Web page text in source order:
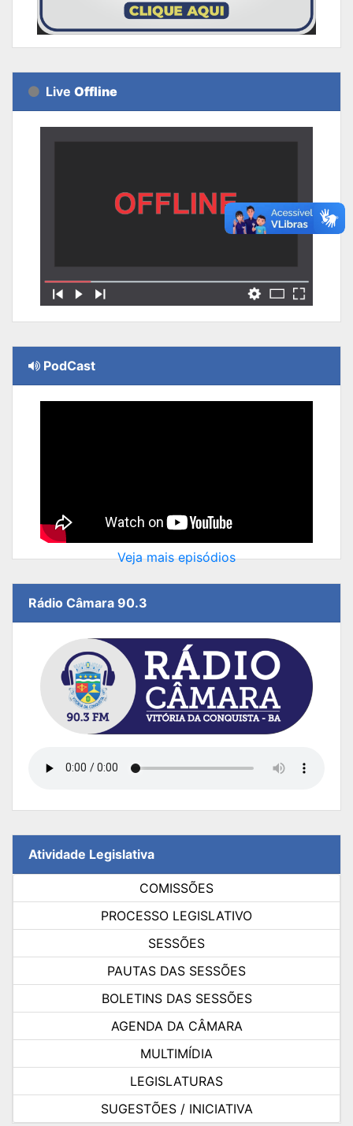
Live Offline
PodCast
Veja mais episódios
Rádio Câmara 90.3
Atividade Legislativa
COMISSÕES
PROCESSO LEGISLATIVO
SESSÕES
PAUTAS DAS SESSÕES
BOLETINS DAS SESSÕES
AGENDA DA CÂMARA
MULTIMÍDIA
LEGISLATURAS
SUGESTÕES / INICIATIVA